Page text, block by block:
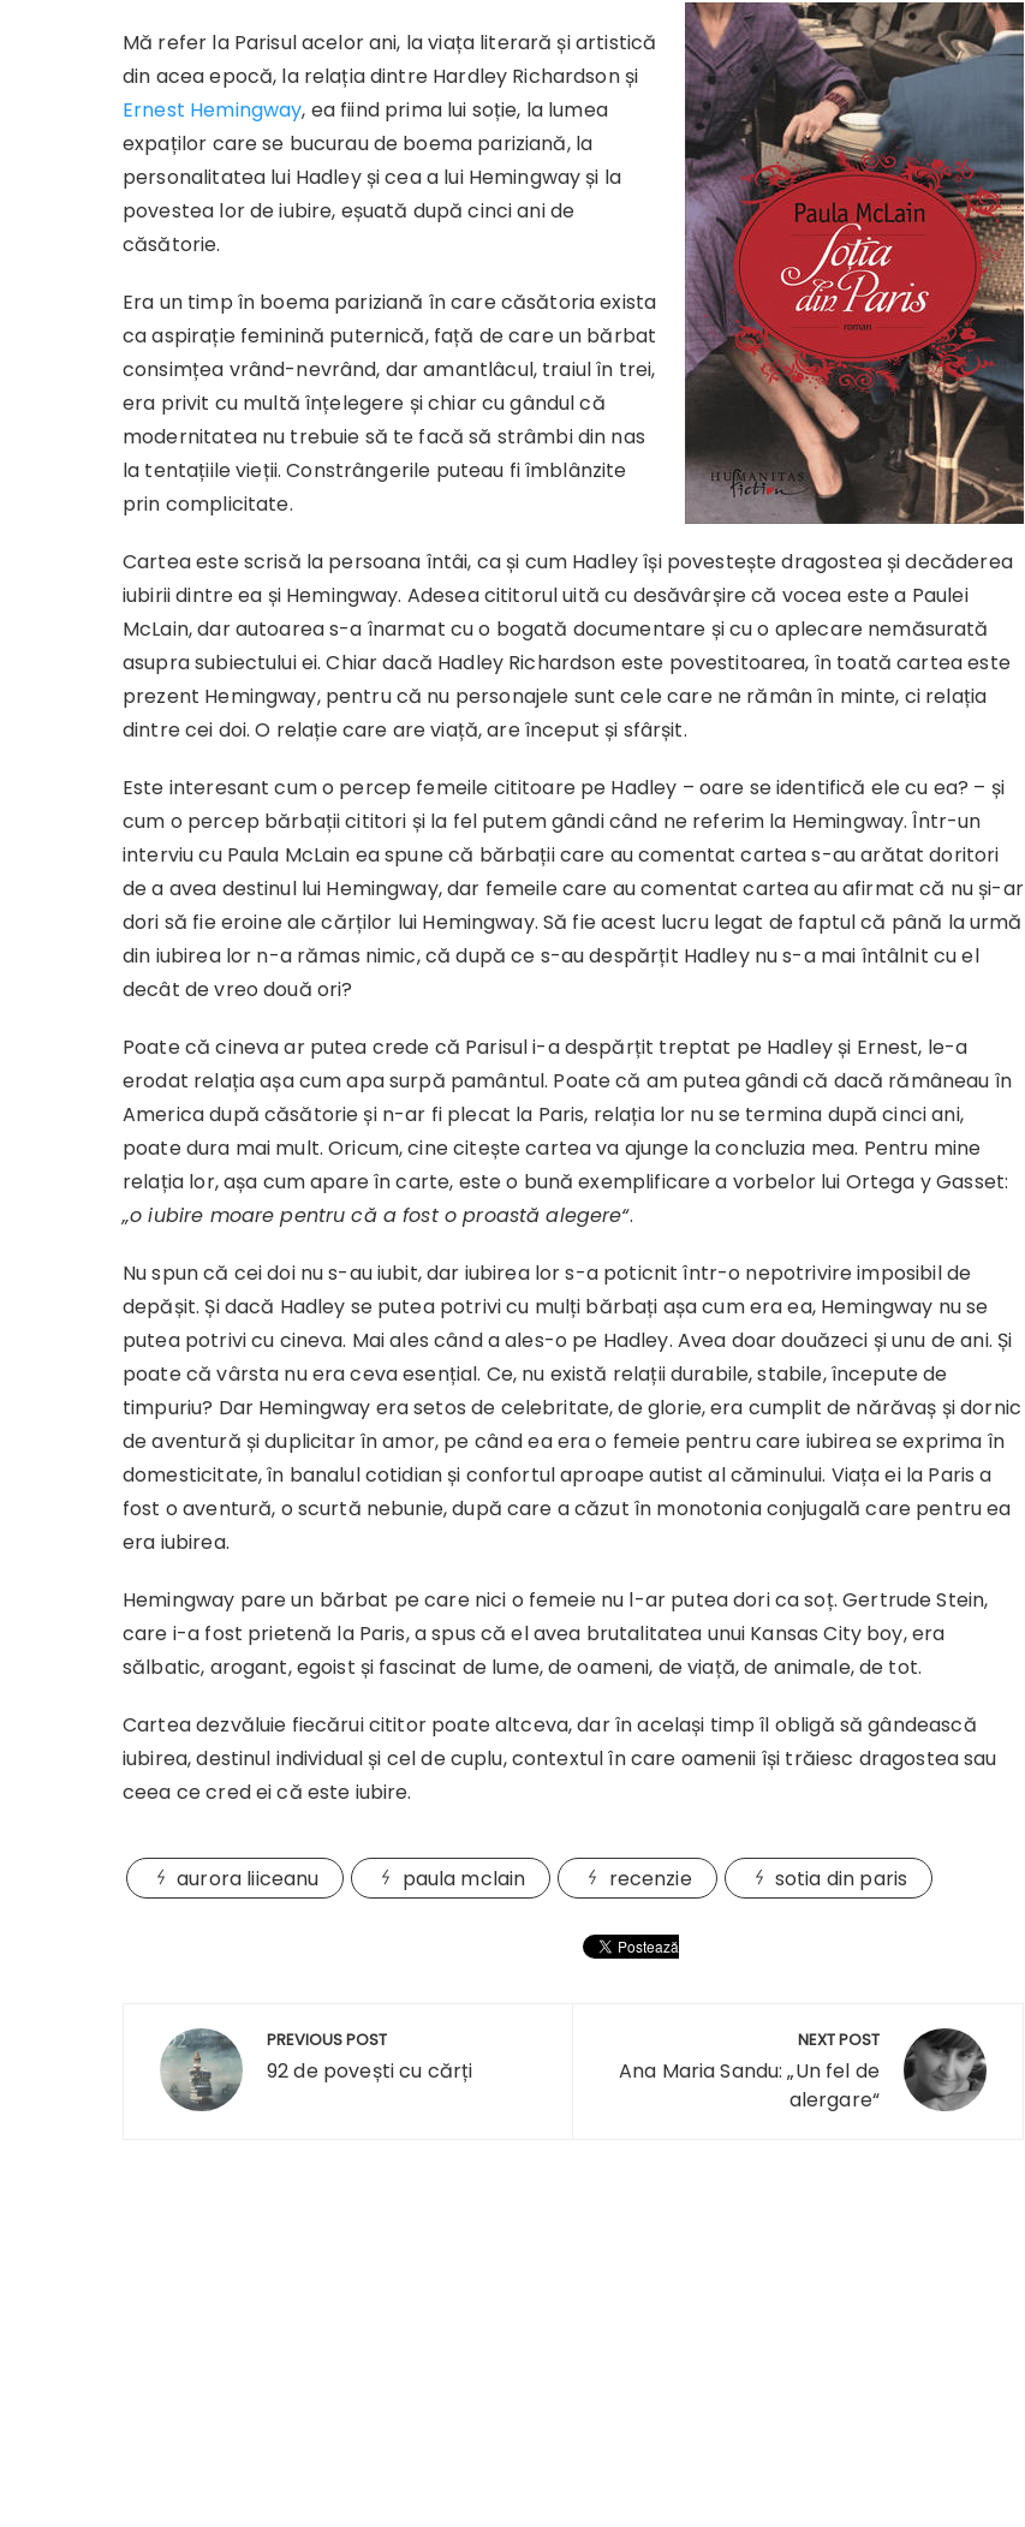
Mă refer la Parisul acelor ani, la viața literară și artistică
din acea epocă, la relația dintre Hardley Richardson și
Ernest Hemingway, ea fiind prima lui soție, la lumea
expaților care se bucurau de boema pariziană, la
personalitatea lui Hadley și cea a lui Hemingway și la
povestea lor de iubire, eșuată după cinci ani de
căsătorie.
Era un timp în boema pariziană în care căsătoria exista
ca aspirație feminină puternică, față de care un bărbat
consimțea vrând-nevrând, dar amantlâcul, traiul în trei,
era privit cu multă înțelegere și chiar cu gândul că
modernitatea nu trebuie să te facă să strâmbi din nas
la tentațiile vieții. Constrângerile puteau fi îmblânzite
prin complicitate.
Cartea este scrisă la persoana întâi, ca și cum Hadley își povestește dragostea și decăderea
iubirii dintre ea și Hemingway. Adesea cititorul uită cu desăvârșire că vocea este a Paulei
McLain, dar autoarea s-a înarmat cu o bogată documentare și cu o aplecare nemăsurată
asupra subiectului ei. Chiar dacă Hadley Richardson este povestitoarea, în toată cartea este
prezent Hemingway, pentru că nu personajele sunt cele care ne rămân în minte, ci relația
dintre cei doi. O relație care are viață, are început și sfârșit.
Este interesant cum o percep femeile cititoare pe Hadley – oare se identifică ele cu ea? – și
cum o percep bărbații cititori și la fel putem gândi când ne referim la Hemingway. Într-un
interviu cu Paula McLain ea spune că bărbații care au comentat cartea s-au arătat doritori
de a avea destinul lui Hemingway, dar femeile care au comentat cartea au afirmat că nu și-ar
dori să fie eroine ale cărților lui Hemingway. Să fie acest lucru legat de faptul că până la urmă
din iubirea lor n-a rămas nimic, că după ce s-au despărțit Hadley nu s-a mai întâlnit cu el
decât de vreo două ori?
Poate că cineva ar putea crede că Parisul i-a despărțit treptat pe Hadley și Ernest, le-a
erodat relația așa cum apa surpă pamântul. Poate că am putea gândi că dacă rămâneau în
America după căsătorie și n-ar fi plecat la Paris, relația lor nu se termina după cinci ani,
poate dura mai mult. Oricum, cine citește cartea va ajunge la concluzia mea. Pentru mine
relația lor, așa cum apare în carte, este o bună exemplificare a vorbelor lui Ortega y Gasset:
„o iubire moare pentru că a fost o proastă alegere“.
Nu spun că cei doi nu s-au iubit, dar iubirea lor s-a poticnit într-o nepotrivire imposibil de
depășit. Și dacă Hadley se putea potrivi cu mulți bărbați așa cum era ea, Hemingway nu se
putea potrivi cu cineva. Mai ales când a ales-o pe Hadley. Avea doar douăzeci și unu de ani. Și
poate că vârsta nu era ceva esențial. Ce, nu există relații durabile, stabile, începute de
timpuriu? Dar Hemingway era setos de celebritate, de glorie, era cumplit de nărăvaș și dornic
de aventură și duplicitar în amor, pe când ea era o femeie pentru care iubirea se exprima în
domesticitate, în banalul cotidian și confortul aproape autist al căminului. Viața ei la Paris a
fost o aventură, o scurtă nebunie, după care a căzut în monotonia conjugală care pentru ea
era iubirea.
Hemingway pare un bărbat pe care nici o femeie nu l-ar putea dori ca soț. Gertrude Stein,
care i-a fost prietenă la Paris, a spus că el avea brutalitatea unui Kansas City boy, era
sălbatic, arogant, egoist și fascinat de lume, de oameni, de viață, de animale, de tot.
Cartea dezvăluie fiecărui cititor poate altceva, dar în același timp îl obligă să gândească
iubirea, destinul individual și cel de cuplu, contextul în care oamenii își trăiesc dragostea sau
ceea ce cred ei că este iubire.
aurora liiceanu paula mclain recenzie sotia din paris
Navigare
articole
PREVIOUS POST
92 de povești cu cărți
NEXT POST
Ana Maria Sandu: „Un fel de
alergare“